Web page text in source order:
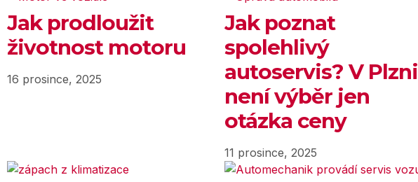
Jak prodloužit
životnost motoru
16 prosince, 2025
Jak poznat
spolehlivý
autoservis? V Plzni
není výběr jen
otázka ceny
11 prosince, 2025